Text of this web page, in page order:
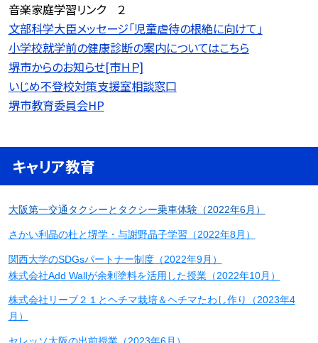
音楽家庭学習リンク ２
文部科学大臣メッセージ「児童虐待の根絶に向けて」
小学校就学前の健康診断の案内についてはこちら
堺市からのお知らせ[市ＨＰ]
いじめ不登校対策支援室相談窓口
堺市教育委員会HP
キャリア教育
大阪第一交通タクシーとタクシー乗車体験（2022年6月）
さかい利晶の杜と堺学・与謝野晶子学習（2022年8月）
関西大学のSDGsパートナー制度（2022年9月）
株式会社Add Wallが余剰塗料を活用した授業（2022年10月）
株式会社リーブ２１とヘチマ栽培＆ヘチマたわし作り（2023年4
月）